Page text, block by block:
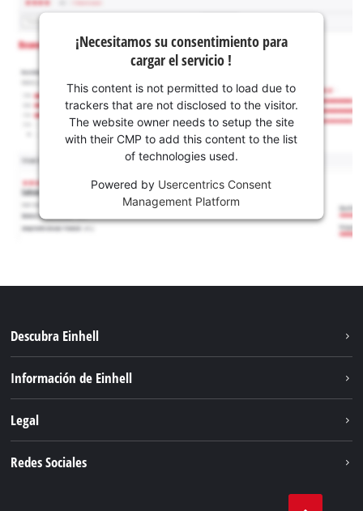
¡Necesitamos su consentimiento para
cargar el servicio !
This content is not permitted to load due to
trackers that are not disclosed to the visitor.
The website owner needs to setup the site
with their CMP to add this content to the list
of technologies used.
Powered by Usercentrics Consent
Management Platform
Descubra Einhell
Servicio
Información de Einhell
Einhell global
Legal
Redes Sociales